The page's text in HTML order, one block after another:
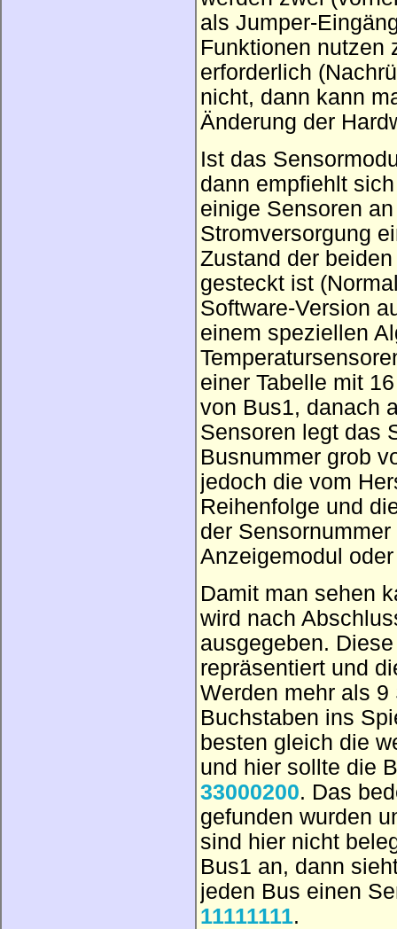
als Jumper-
Funktionen nutzen
erforderlich
nicht, dann kann
Änderung der
Ist das
dann empfiehlt
einige Sensoren
Stromversorgung
Zustand der
gesteckt ist
Software-Version
einem speziellen
einer Tabelle mit
von Bus1, danach
Sensoren legt das
Busnummer grob
jedoch die vom
Reihenfolge und
der
Anzeigemodul
Damit man sehen
wird nach
ausgegeben.
repräsentiert und
Werden mehr als
Buchstaben ins
besten gleich die
und hier sollte die
33000200. Das
gefunden wurden
sind hier nicht
Bus1 an, dann
jeden Bus einen
11111111.